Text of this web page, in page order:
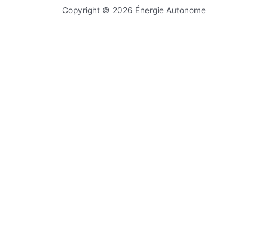
Copyright © 2026 Énergie Autonome